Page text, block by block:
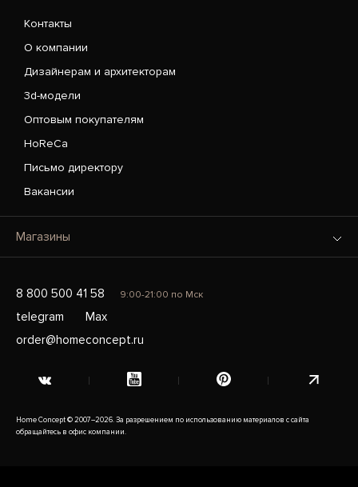
Контакты
О компании
Дизайнерам и архитекторам
3d-модели
Оптовым покупателям
HoReCa
Письмо директору
Вакансии
Магазины
8 800 500 41 58 9:00-21:00 по Мск
telegram
Max
order@homeconcept.ru
Home Concept © 2007–2026. За разрешением по использованию материалов с сайта
обращайтесь в офис компании.